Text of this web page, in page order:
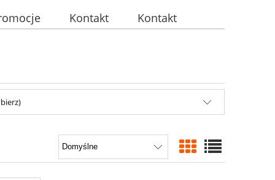
Kontakt Kontakt